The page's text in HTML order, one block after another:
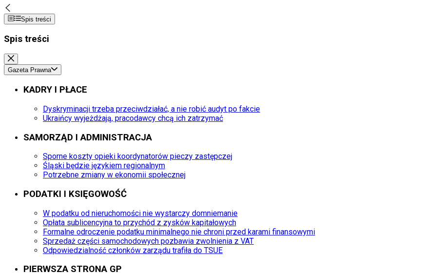
Spis treści
Spis treści
Gazeta Prawna
KADRY I PŁACE
Dyskryminacji trzeba przeciwdziałać, a nie robić audyt po fakcie
Ukraińcy wyjeżdżają, pracodawcy chcą ich zatrzymać
SAMORZĄD I ADMINISTRACJA
Sporne koszty opieki koordynatorów pieczy zastępczej
Śląski będzie językiem regionalnym
Potrzebne zmiany w ekonomii społecznej
PODATKI I KSIĘGOWOŚĆ
W podatku od nieruchomości nie wystarczy domniemanie
Opłata sublicencyjna to przychód z zysków kapitałowych
Formalne odroczenie podatku minimalnego nie chroni przed karami finansowymi
Sprzedaż części samochodowych pozbawia zwolnienia z VAT
Odpowiedzialność członków zarządu trafiła do TSUE
PIERWSZA STRONA GP